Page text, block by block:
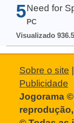
5 Need for
PC
Visualizado
Sobre o site
Publicidade
Jogorama